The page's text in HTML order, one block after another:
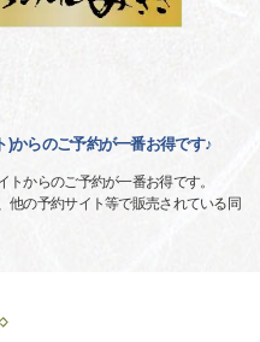
)からのご予約が一番お得です♪
からのご予約が一番お得です。
他の予約サイト等で販売されている同